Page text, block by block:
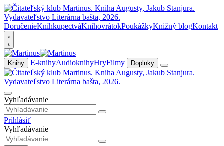
DoručenieKníhkupectváKnihovrátokPoukážkyKnižný blogKontakt
Knihy E-knihyAudioknihyHryFilmy Doplnky
Vyhľadávanie
Prihlásiť
Vyhľadávanie